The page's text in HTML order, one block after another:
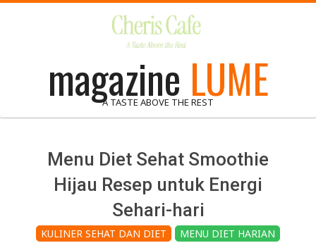
magazine LUME
A TASTE ABOVE THE REST
Menu Diet Sehat Smoothie
Hijau Resep untuk Energi
Sehari-hari
KULINER SEHAT DAN DIET MENU DIET HARIAN